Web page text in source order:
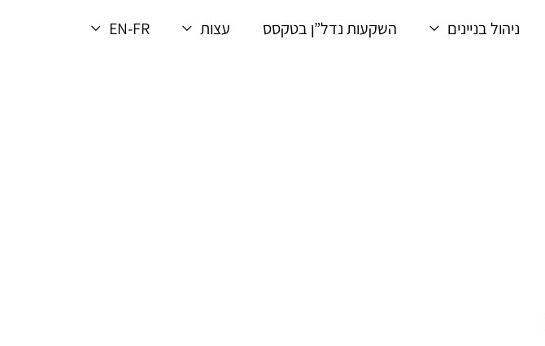
ניהול בניינים השקעות נדל”ן בטקסס עצות EN-FR